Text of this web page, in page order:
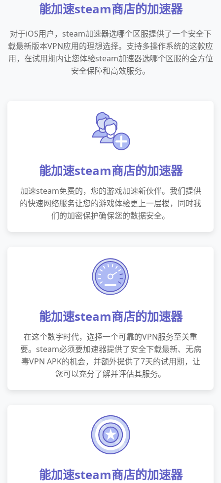
能加速steam商店的加速器
对于iOS用户，steam加速器选哪个区服提供了一个安全下
载最新版本VPN应用的理想选择。支持多操作系统的这款应
用，在试用期内让您体验steam加速器选哪个区服的全方位
安全保障和高效服务。
能加速steam商店的加速器
加速steam免费的，您的游戏加速新伙伴。我们提供
的快速网络服务让您的游戏体验更上一层楼，同时我
们的加密保护确保您的数据安全。
能加速steam商店的加速器
在这个数字时代，选择一个可靠的VPN服务至关重
要。steam必须要加速器提供了安全下载最新、无病
毒VPN APK的机会，并额外提供了7天的试用期，让
您可以充分了解并评估其服务。
能加速steam商店的加速器